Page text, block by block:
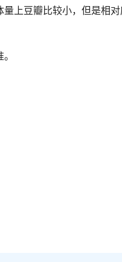
上豆瓣比较小，但是相